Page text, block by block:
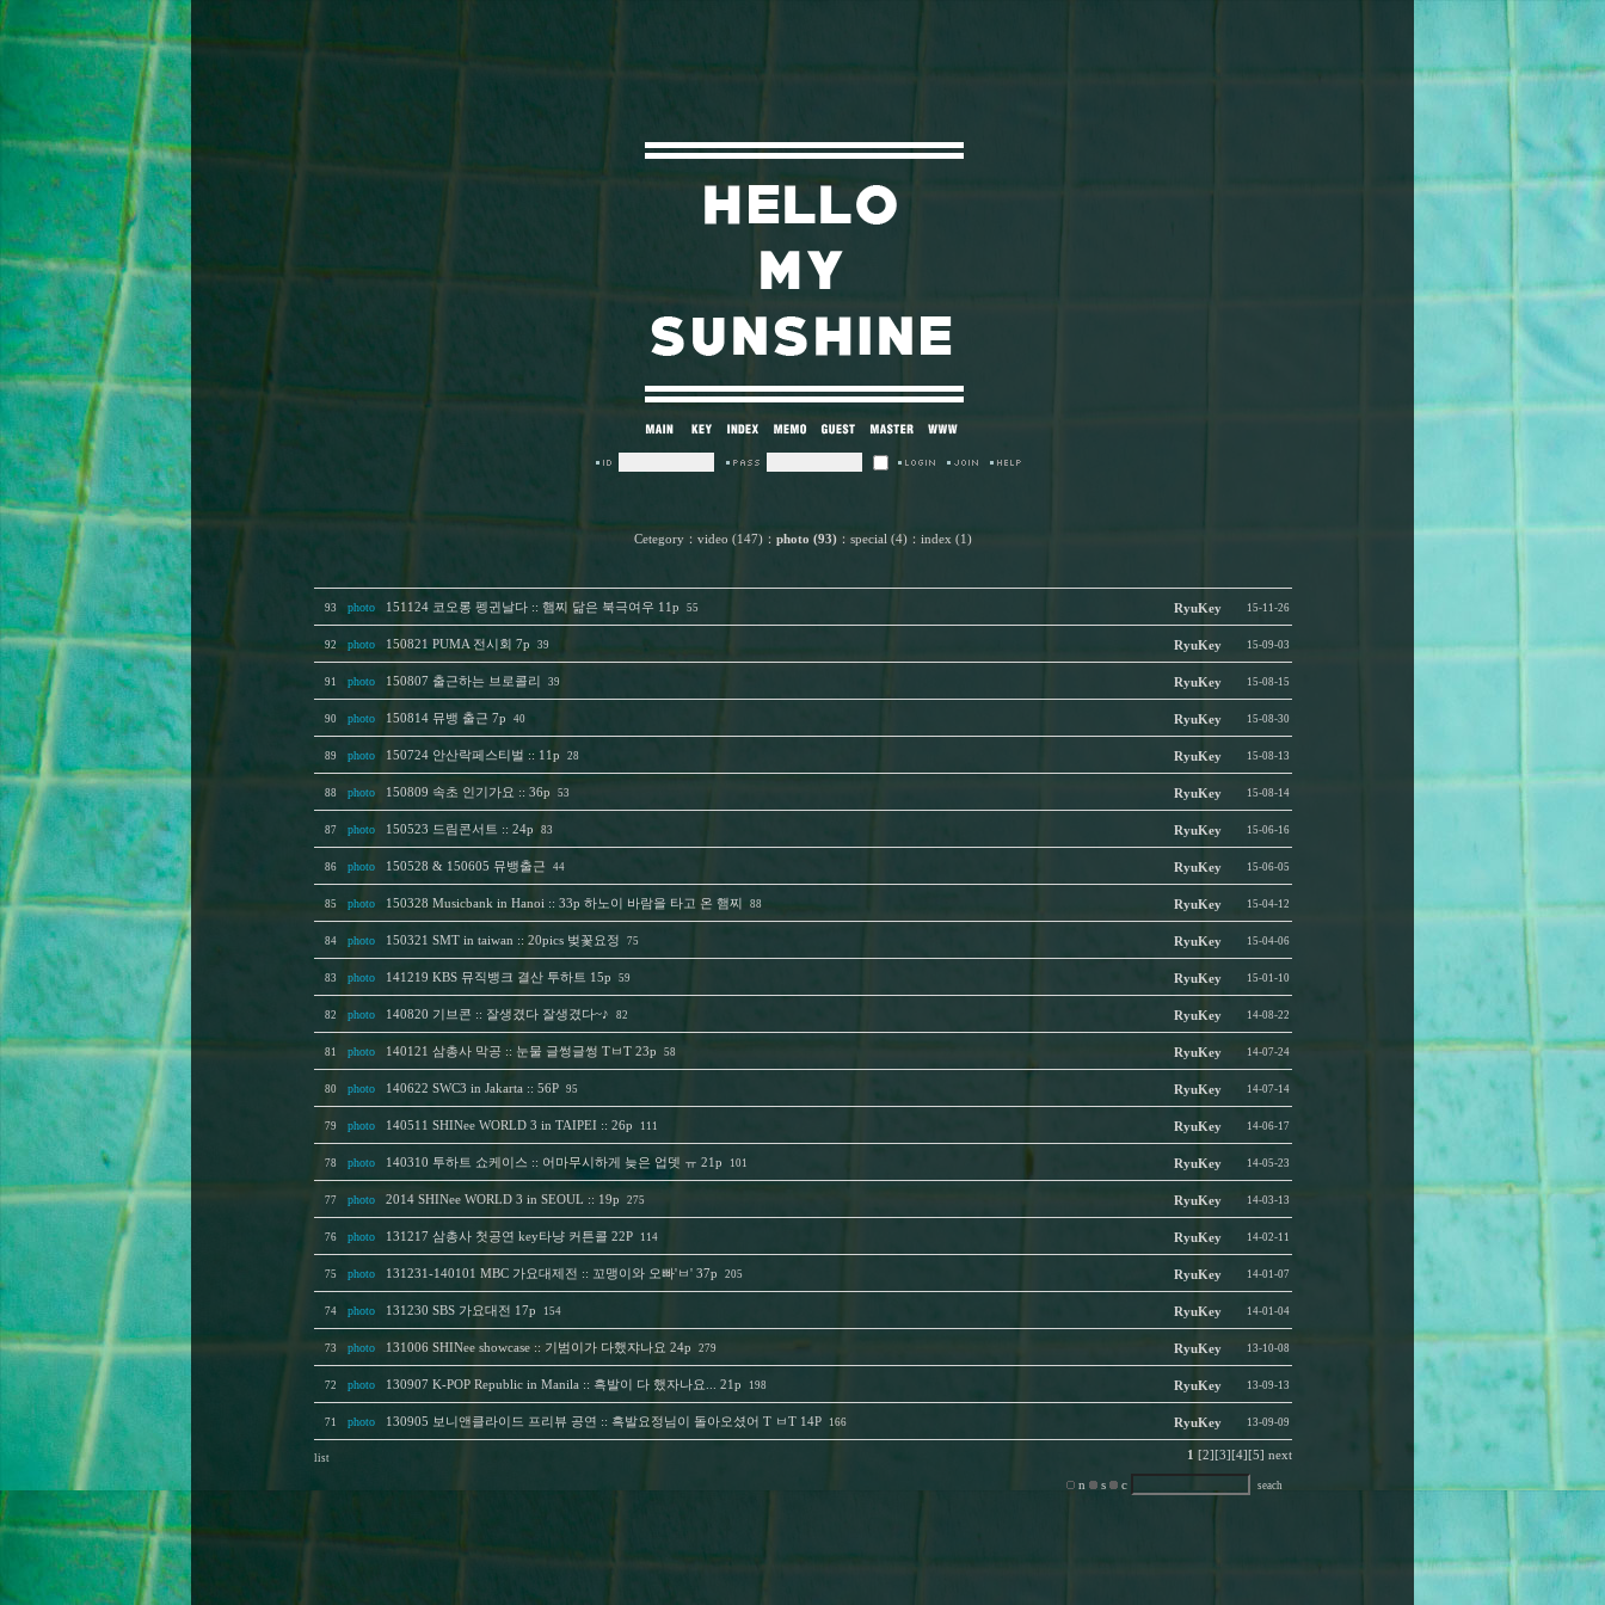
Cetegory： video (147)： photo (93)： special (4)： index (1)
93 photo 151124 코오롱 펭귄날다 :: 햄찌 닮은 북극여우 11p 55 RyuKey 15-11-26
92 photo 150821 PUMA 전시회 7p 39 RyuKey 15-09-03
91 photo 150807 출근하는 브로콜리 39 RyuKey 15-08-15
90 photo 150814 뮤뱅 출근 7p 40 RyuKey 15-08-30
89 photo 150724 안산락페스티벌 :: 11p 28 RyuKey 15-08-13
88 photo 150809 속초 인기가요 :: 36p 53 RyuKey 15-08-14
87 photo 150523 드림콘서트 :: 24p 83 RyuKey 15-06-16
86 photo 150528 & 150605 뮤뱅출근 44 RyuKey 15-06-05
85 photo 150328 Musicbank in Hanoi :: 33p 하노이 바람을 타고 온 햄찌 88 RyuKey 15-04-12
84 photo 150321 SMT in taiwan :: 20pics 벚꽃요정 75 RyuKey 15-04-06
83 photo 141219 KBS 뮤직뱅크 결산 투하트 15p 59 RyuKey 15-01-10
82 photo 140820 기브콘 :: 잘생겼다 잘생겼다~♪ 82 RyuKey 14-08-22
81 photo 140121 삼총사 막공 :: 눈물 글썽글썽 TㅂT 23p 58 RyuKey 14-07-24
80 photo 140622 SWC3 in Jakarta :: 56P 95 RyuKey 14-07-14
79 photo 140511 SHINee WORLD 3 in TAIPEI :: 26p 111 RyuKey 14-06-17
78 photo 140310 투하트 쇼케이스 :: 어마무시하게 늦은 업뎃 ㅠ 21p 101 RyuKey 14-05-23
77 photo 2014 SHINee WORLD 3 in SEOUL :: 19p 275 RyuKey 14-03-13
76 photo 131217 삼총사 첫공연 key타냥 커튼콜 22P 114 RyuKey 14-02-11
75 photo 131231-140101 MBC 가요대제전 :: 꼬맹이와 오빠'ㅂ' 37p 205 RyuKey 14-01-07
74 photo 131230 SBS 가요대전 17p 154 RyuKey 14-01-04
73 photo 131006 SHINee showcase :: 기범이가 다했쟈나요 24p 279 RyuKey 13-10-08
72 photo 130907 K-POP Republic in Manila :: 흑발이 다 했자나요... 21p 198 RyuKey 13-09-13
71 photo 130905 보니앤클라이드 프리뷰 공연 :: 흑발요정님이 돌아오셨어 T ㅂT 14P 166 RyuKey 13-09-09
list 1 [2] [3] [4] [5] next
n s c